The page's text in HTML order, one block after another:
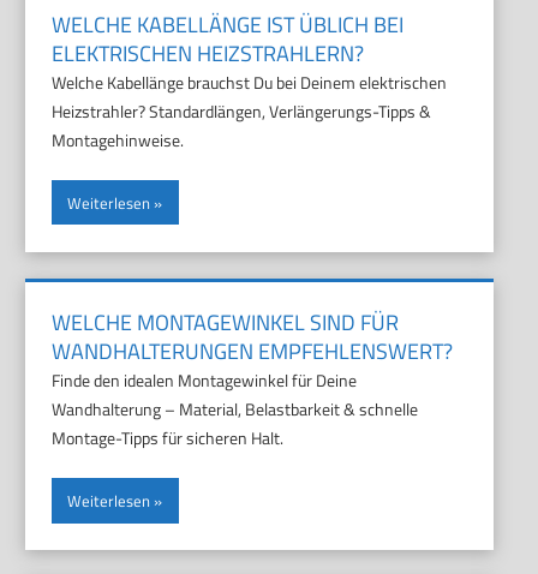
WELCHE KABELLÄNGE IST ÜBLICH BEI
ELEKTRISCHEN HEIZSTRAHLERN?
Welche Kabellänge brauchst Du bei Deinem elektrischen
Heizstrahler? Standardlängen, Verlängerungs-Tipps &
Montagehinweise.
Weiterlesen
WELCHE MONTAGEWINKEL SIND FÜR
WANDHALTERUNGEN EMPFEHLENSWERT?
Finde den idealen Montagewinkel für Deine
Wandhalterung – Material, Belastbarkeit & schnelle
Montage-Tipps für sicheren Halt.
Weiterlesen